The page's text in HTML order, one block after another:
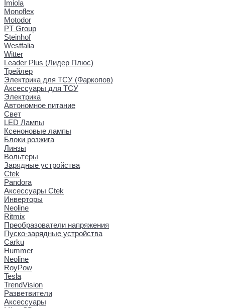
Imiola
Monoflex
Motodor
PT Group
Steinhof
Westfalia
Witter
Leader Plus (Лидер Плюс)
Трейлер
Электрика для ТСУ (Фаркопов)
Аксессуары для ТСУ
Электрика
Автономное питание
Свет
LED Лампы
Ксеноновые лампы
Блоки розжига
Линзы
Вольтеры
Зарядные устройства
Ctek
Pandora
Аксессуары Ctek
Инверторы
Neoline
Ritmix
Преобразователи напряжения
Пуско-зарядные устройства
Carku
Hummer
Neoline
RoyPow
Tesla
TrendVision
Разветвители
Аксессуары